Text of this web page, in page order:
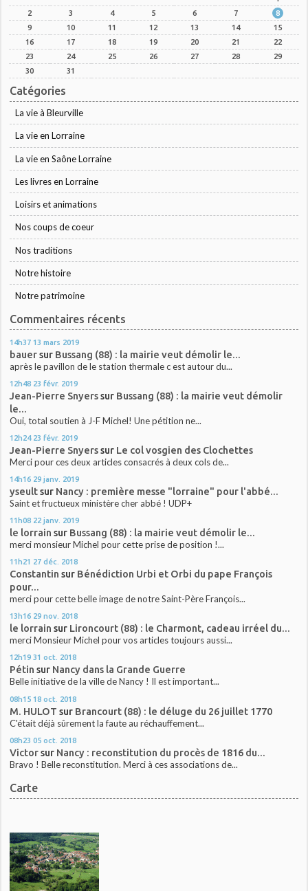
2
3 4 5 6 7
8
9
10 11 12 13 14
15
16
17 18 19 20 21
22
23
24 25 26 27 28
29
30
31
Catégories
La vie à Bleurville
La vie en Lorraine
La vie en Saône Lorraine
Les livres en Lorraine
Loisirs et animations
Nos coups de coeur
Nos traditions
Notre histoire
Notre patrimoine
Commentaires récents
14h37 13 mars 2019
bauersur Bussang (88) : la mairie veut démolir le...
après le pavillon de le station thermale c est autour du...
12h48 23 févr. 2019
Jean-Pierre Snyerssur Bussang (88) : la mairie veut démolir
le...
Oui, total soutien à J-F Michel! Une pétition ne...
12h24 23 févr. 2019
Jean-Pierre Snyerssur Le col vosgien des Clochettes
Merci pour ces deux articles consacrés à deux cols de...
14h16 29 janv. 2019
yseultsur Nancy : première messe "lorraine" pour l'abbé...
Saint et fructueux ministère cher abbé ! UDP+
11h08 22 janv. 2019
le lorrain sur Bussang (88) : la mairie veut démolir le...
merci monsieur Michel pour cette prise de position !...
11h21 27 déc. 2018
Constantin sur Bénédiction Urbi et Orbi du pape François
pour...
merci pour cette belle image de notre Saint-Père François...
13h16 29 nov. 2018
le lorrain sur Lironcourt (88) : le Charmont, cadeau irréel du...
merci Monsieur Michel pour vos articles toujours aussi...
12h19 31 oct. 2018
Pétin sur Nancy dans la Grande Guerre
Belle initiative de la ville de Nancy ! Il est important...
08h15 18 oct. 2018
M. HULOT sur Brancourt (88) : le déluge du 26 juillet 1770
C'était déjà sûrement la faute au réchauffement...
08h23 05 oct. 2018
Victorsur Nancy : reconstitution du procès de 1816 du...
Bravo ! Belle reconstitution. Merci à ces associations de...
Carte